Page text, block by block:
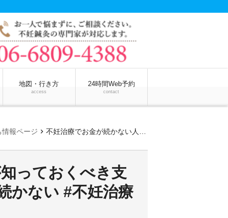
地図・行き方
access
24時間Web予約
contact
報ページ chevron_right 不妊治療でお金が続かない人が知っておくべき支援策と対処法 #不妊治療お金が続かない #不妊治療 #お金が続かない
っておくべき支
かない #不妊治療